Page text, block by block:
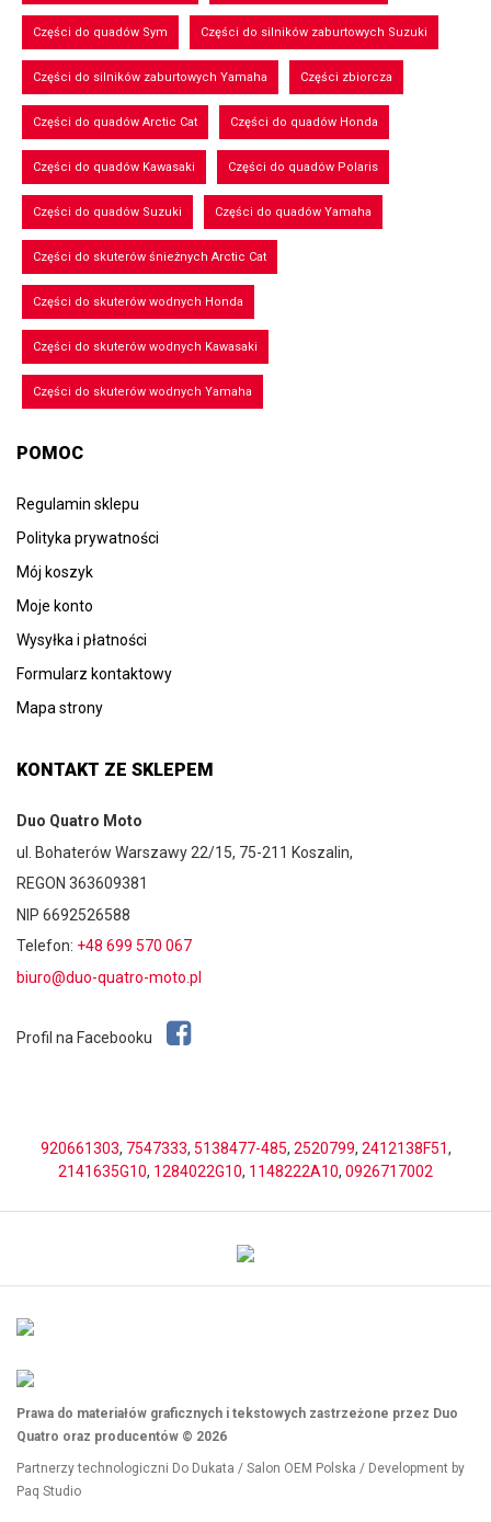
Części do quadów Sym Części do silników zaburtowych Suzuki
Części do silników zaburtowych Yamaha Części zbiorcza
Części do quadów Arctic Cat Części do quadów Honda
Części do quadów Kawasaki Części do quadów Polaris
Części do quadów Suzuki Części do quadów Yamaha
Części do skuterów śnieżnych Arctic Cat
Części do skuterów wodnych Honda
Części do skuterów wodnych Kawasaki
Części do skuterów wodnych Yamaha
POMOC
Regulamin sklepu
Polityka prywatności
Mój koszyk
Moje konto
Wysyłka i płatności
Formularz kontaktowy
Mapa strony
KONTAKT ZE SKLEPEM
Duo Quatro Moto
ul. Bohaterów Warszawy 22/15, 75-211 Koszalin,
REGON 363609381
NIP 6692526588
Telefon: +48 699 570 067
biuro@duo-quatro-moto.pl
Profil na Facebooku
920661303, 7547333, 5138477-485, 2520799, 2412138F51,
2141635G10, 1284022G10, 1148222A10, 0926717002
Prawa do materiałów graficznych i tekstowych zastrzeżone przez Duo
Quatro oraz producentów © 2026
Partnerzy technologiczni Do Dukata / Salon OEM Polska / Development by
Paq Studio